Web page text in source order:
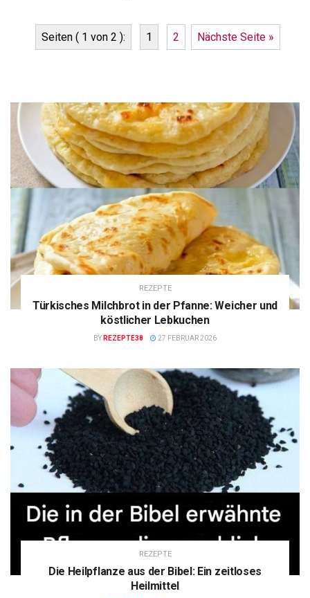
Seiten ( 1 von 2 ): 1 2 Nächste Seite »
REZEPTE
Türkisches Milchbrot in der Pfanne: Weicher und
köstlicher Lebkuchen
BY REZEPTE38 27 FEBRUAR 2026
REZEPTE
Die Heilpflanze aus der Bibel: Ein zeitloses
Heilmittel